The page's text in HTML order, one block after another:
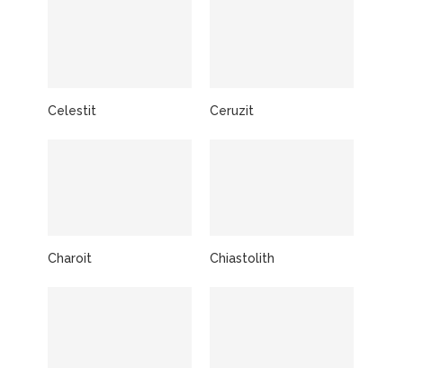
Celestit Ceruzit
Charoit Chiastolith